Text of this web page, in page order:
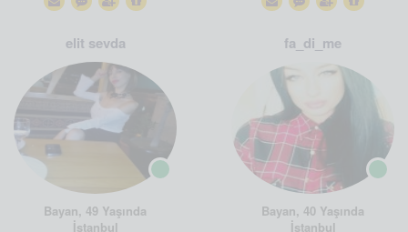
elit sevda
Bayan, 49 Yaşında
İstanbul
fa_di_me
Bayan, 40 Yaşında
İstanbul